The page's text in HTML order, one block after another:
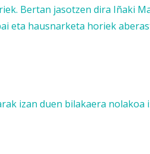
Bertan jasotzen dira Iñaki
eta hausnarketa horiek
izan duen bilakaera